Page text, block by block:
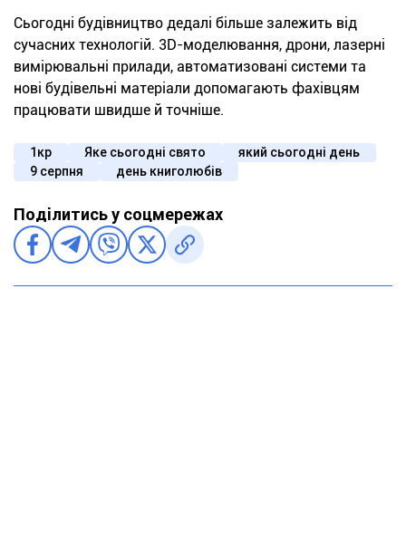
Сьогодні будівництво дедалі більше залежить від
сучасних технологій. 3D-моделювання, дрони, лазерні
вимірювальні прилади, автоматизовані системи та
нові будівельні матеріали допомагають фахівцям
працювати швидше й точніше.
1кр Яке сьогодні свято
який сьогодні день
9 серпня
день книголюбів
Поділитись у соцмережах